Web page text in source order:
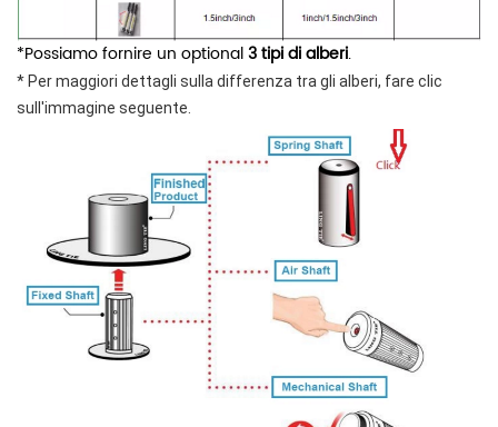
*Possiamo fornire un optional3 tipi di alberi.
* Per maggiori dettagli sulla differenza tra gli alberi, fare clic
sull'immagine seguente.